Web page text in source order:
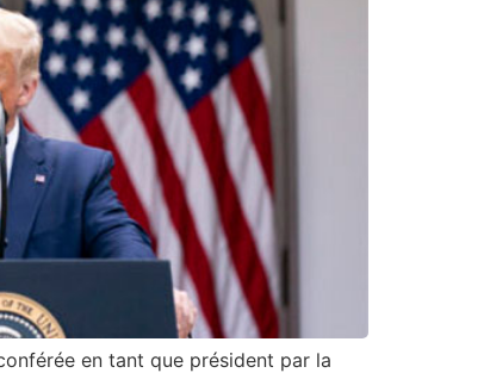
en tant que président par la